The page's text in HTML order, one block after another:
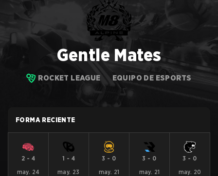
Gentle Mates
ROCKET LEAGUE EQUIPO DE ESPORTS
FORMA RECIENTE
2 - 4
may. 24
1 - 4
may. 23
3 - 0
may. 21
3 - 0
may. 21
3 - 0
may. 20